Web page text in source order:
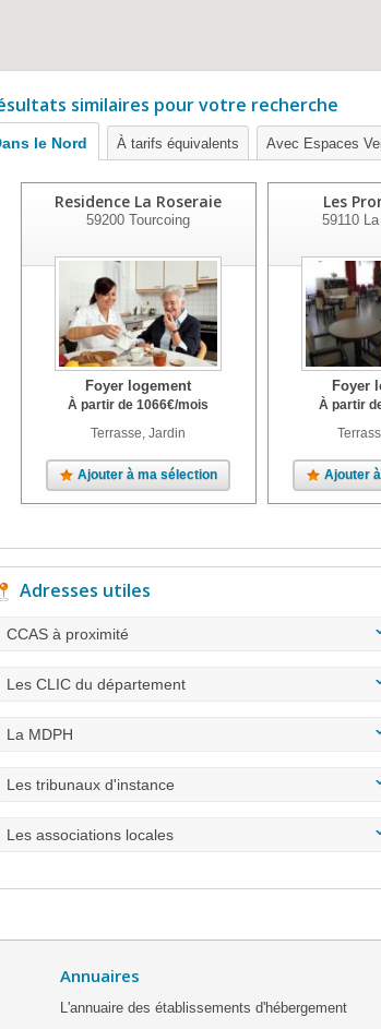
similaires pour votre recherche
le Nord À tarifs équivalents Avec Espaces
Residence La Roseraie
59200 Tourcoing
Foyer logement
À partir de 1066€/mois
Terrasse, Jardin
Ajouter à ma sélection
Les
59110
Foyer
À partir
Ajouter
Adresses utiles
CCAS à proximité
Les CLIC du département
La MDPH
Les tribunaux d'instance
Les associations locales
Annuaires
L'annuaire des établissements d'hébergement